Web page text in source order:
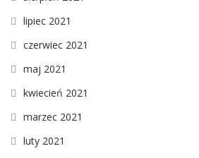
lipiec 2021
czerwiec 2021
maj 2021
kwiecień 2021
marzec 2021
luty 2021